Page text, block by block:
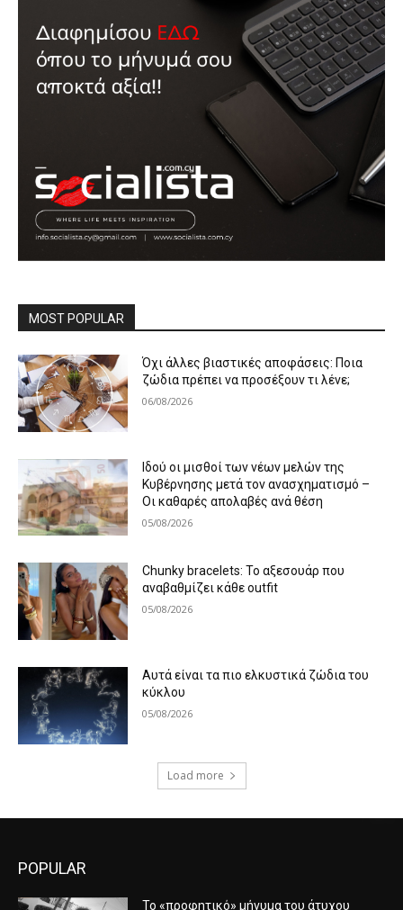
MOST POPULAR
Όχι άλλες βιαστικές αποφάσεις: Ποια
ζώδια πρέπει να προσέξουν τι λένε;
06/08/2026
Ιδού οι μισθοί των νέων μελών της
Κυβέρνησης μετά τον ανασχηματισμό –
Οι καθαρές απολαβές ανά θέση
05/08/2026
Chunky bracelets: Το αξεσουάρ που
αναβαθμίζει κάθε outfit
05/08/2026
Αυτά είναι τα πιο ελκυστικά ζώδια του
κύκλου
05/08/2026
Load more
POPULAR
Το «προφητικό» μήνυμα του άτυχου